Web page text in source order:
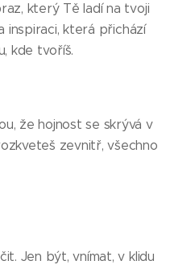
který Tě ladí na tvoji
inspiraci, která přichází
kde tvoříš.
že hojnost se skrývá v
zevnitř, všechno
Jen být, vnímat, v klidu